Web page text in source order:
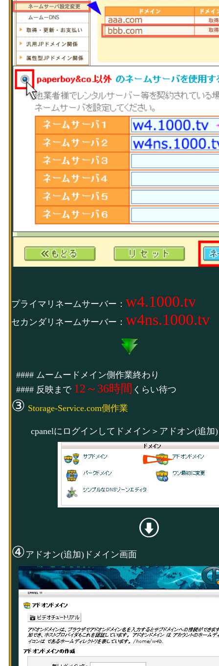
プライマリネームサーバー： w4.1000.tv
セカンダリネームサーバー： w4ns.1000.tv
#### ムームードメイン側作業終わり
#### 反映まで 12～36時間 くらい待つ
③ Storage-Service.com側作業
cpanelにログインしてドメイン＞アドオン(追加)
④アドオン(追加)ドメイン画面